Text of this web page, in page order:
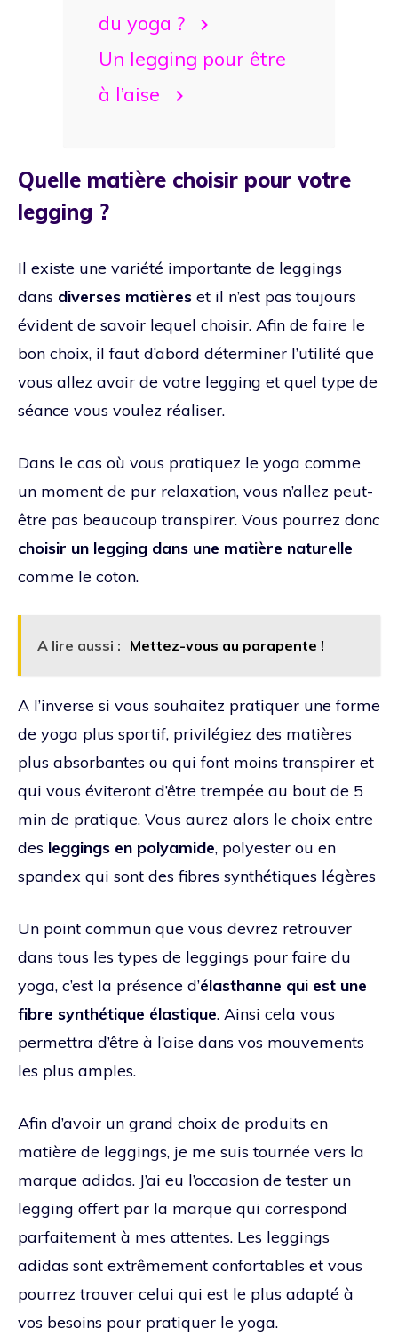
du yoga ?
Un legging pour être
à l’aise
Quelle matière choisir pour votre
legging ?
Il existe une variété importante de leggings
dans diverses matières et il n’est pas toujours
évident de savoir lequel choisir. Afin de faire le
bon choix, il faut d’abord déterminer l’utilité que
vous allez avoir de votre legging et quel type de
séance vous voulez réaliser.
Dans le cas où vous pratiquez le yoga comme
un moment de pur relaxation, vous n’allez peut-
être pas beaucoup transpirer. Vous pourrez donc
choisir un legging dans une matière naturelle
comme le coton.
A lire aussi : Mettez-vous au parapente !
A l’inverse si vous souhaitez pratiquer une forme
de yoga plus sportif, privilégiez des matières
plus absorbantes ou qui font moins transpirer et
qui vous éviteront d’être trempée au bout de 5
min de pratique. Vous aurez alors le choix entre
des leggings en polyamide, polyester ou en
spandex qui sont des fibres synthétiques légères
Un point commun que vous devrez retrouver
dans tous les types de leggings pour faire du
yoga, c’est la présence d’élasthanne qui est une
fibre synthétique élastique. Ainsi cela vous
permettra d’être à l’aise dans vos mouvements
les plus amples.
Afin d’avoir un grand choix de produits en
matière de leggings, je me suis tournée vers la
marque adidas. J’ai eu l’occasion de tester un
legging offert par la marque qui correspond
parfaitement à mes attentes. Les leggings
adidas sont extrêmement confortables et vous
pourrez trouver celui qui est le plus adapté à
vos besoins pour pratiquer le yoga.